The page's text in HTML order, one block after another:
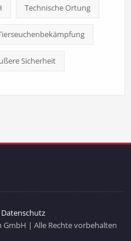
Technische Ortung
Sicherheit
Datenschutz
| Alle Rechte vorbehalten